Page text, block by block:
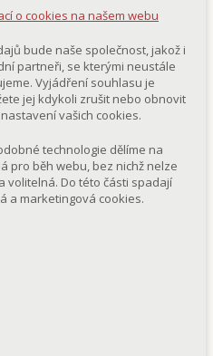
cookies
o cookies na našem webu
Odmítnout vše
o cookies na našem webu
bude naše společnost, jakož i
partneři, se kterými neustále
Vyjádření souhlasu je
jej kdykoli zrušit nebo obnovit
vašich cookies.
technologie dělíme na
pro běh webu, bez nichž nelze
volitelná. Do této části spadají
a marketingová cookies.